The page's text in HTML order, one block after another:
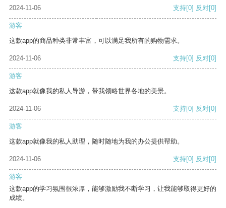
2024-11-06 支持[0] 反对[0]
游客
这款app的商品种类非常丰富，可以满足我所有的购物需求。
2024-11-06 支持[0] 反对[0]
游客
这款app就像我的私人导游，带我领略世界各地的美景。
2024-11-06 支持[0] 反对[0]
游客
这款app就像我的私人助理，随时随地为我的办公提供帮助。
2024-11-06 支持[0] 反对[0]
游客
这款app的学习氛围很浓厚，能够激励我不断学习，让我能够取得更好的
成绩。